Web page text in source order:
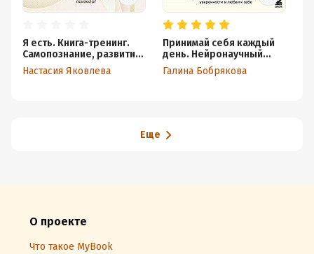
Я есть. Книга-тренинг.
Самопознание, развитие,
реализация
Настасия Яковлева
Принимай себя каждый
день. Нейронаучный
подход к самопринятию,
уверенности и любви к
Галина Бобрякова
Еще
О проекте
Что такое MyBook